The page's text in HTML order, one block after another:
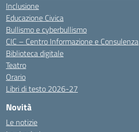
Inclusione
Educazione Civica
Bullismo e cyberbullismo
CIC – Centro Informazione e Consulenza
Biblioteca digitale
Teatro
Orario
Libri di testo 2026-27
Novità
Le notizie